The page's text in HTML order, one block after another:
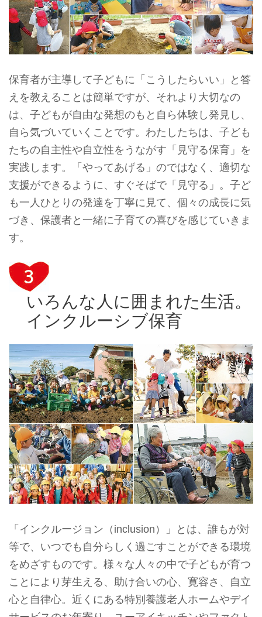
保育者が主導して子どもに「こうしたらいい」と答
えを教えることは簡単ですが、それより大切なの
は、子どもが自由な発想のもと自ら体験し発見し、
自ら気づいていくことです。わたしたちは、子ども
たちの自主性や自立性をうながす「見守る保育」を
実践します。「やってあげる」のではなく、適切な
支援ができるように、すぐそばで「見守る」。子ど
も一人ひとりの発達を丁寧に見て、個々の成長に気
づき、保護者と一緒に子育ての喜びを感じていきま
す。
いろんな人に囲まれた生活。
インクルーシブ保育
「インクルージョン（inclusion）」とは、誰もが対
等で、いつでも自分らしく過ごすことができる環境
をめざすものです。様々な人々の中で子どもが育つ
ことにより芽生える、助け合いの心、寛容さ、自立
心と自律心。近くにある特別養護老人ホームやデイ